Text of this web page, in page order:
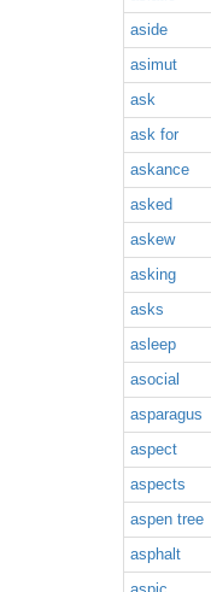
aside
asimut
ask
ask for
askance
asked
askew
asking
asks
asleep
asocial
asparagus
aspect
aspects
aspen tree
asphalt